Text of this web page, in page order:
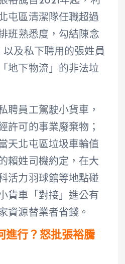
屯區清潔隊任職超過
班熟悉度，勾結陳念
以及私下聘用的張姓員
地下物流」的非法垃
聘員工駕駛小貨車，
許可的事業廢棄物；
天北屯區垃圾車輪值
賴姓司機約定，在大
活力羽球館等地點碰
貨車「對接」進公有
資源替業者省錢。
進行？怒批張裕騰